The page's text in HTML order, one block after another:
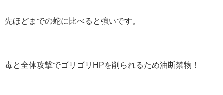
先ほどまでの蛇に比べると強いです。
毒と全体攻撃でゴリゴリHPを削られるため油断禁物！